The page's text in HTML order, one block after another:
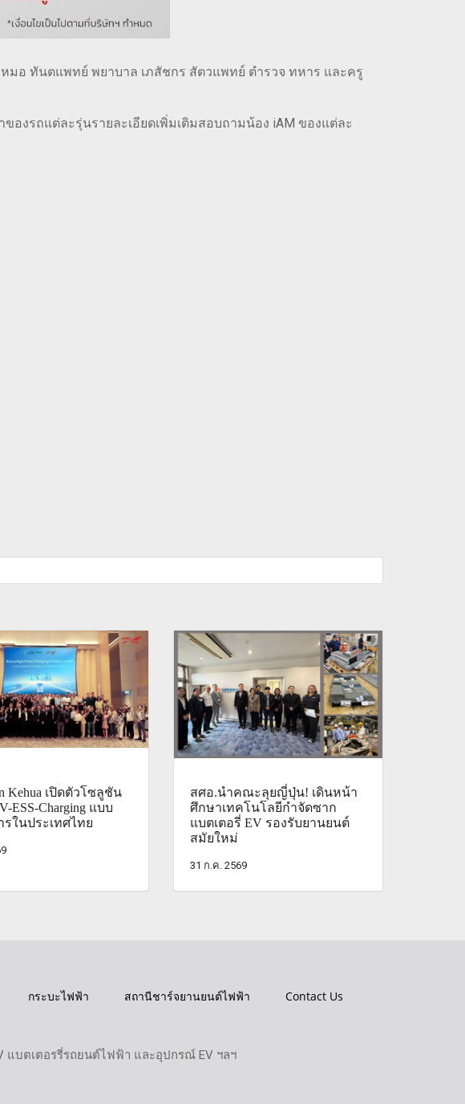
มอ ทันตแพทย์ พยาบาล เภสัชกร สัตวแพทย์ ตำรวจ ทหาร และครู
งรถแต่ละรุ่นรายละเอียดเพิ่มเติมสอบถามน้อง iAM ของแต่ละ
Kehua เปิดตัวโซลูชัน
ESS-Charging แบบ
ในประเทศไทย
สศอ.นำคณะลุยญี่ปุ่น! เดินหน้า
ศึกษาเทคโนโลยีกำจัดซาก
แบตเตอรี่ EV รองรับยานยนต์
สมัยใหม่
31 ก.ค. 2569
กระบะไฟฟ้า สถานีชาร์จยานยนต์ไฟฟ้า
Contact Us
แบตเตอรรี่รถยนต์ไฟฟ้า และอุปกรณ์ EV ฯลฯ